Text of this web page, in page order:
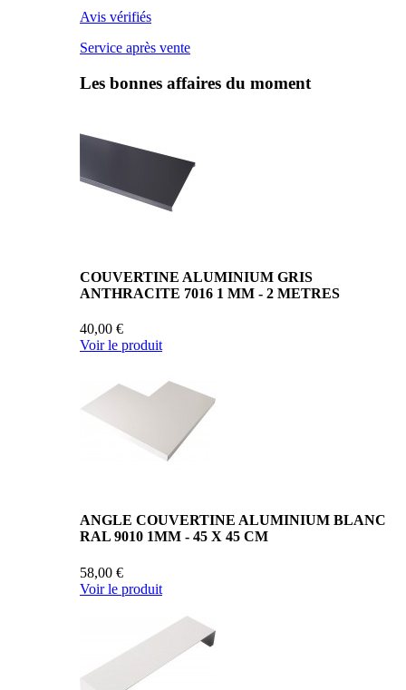
Avis vérifiés
Service après vente
Les bonnes affaires du moment
COUVERTINE ALUMINIUM GRIS
ANTHRACITE 7016 1 MM - 2 METRES
40,00 €
Voir le produit
ANGLE COUVERTINE ALUMINIUM BLANC
RAL 9010 1MM - 45 X 45 CM
58,00 €
Voir le produit